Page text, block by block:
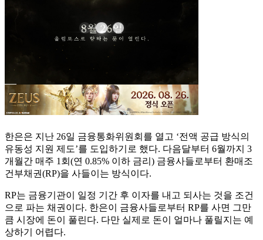
한은은 지난 26일 금융통화위원회를 열고 ‘전액 공급 방식의
유동성 지원 제도’를 도입하기로 했다. 다음달부터 6월까지 3
개월간 매주 1회(연 0.85% 이하 금리) 금융사들로부터 환매조
건부채권(RP)을 사들이는 방식이다.
RP는 금융기관이 일정 기간 후 이자를 내고 되사는 것을 조건
으로 파는 채권이다. 한은이 금융사들로부터 RP를 사면 그만
큼 시장에 돈이 풀린다. 다만 실제로 돈이 얼마나 풀릴지는 예
상하기 어렵다.